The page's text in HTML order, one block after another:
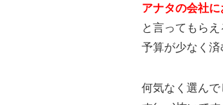
アナタの会社
と言ってもらえ
予算が少なく済
何気なく選んで